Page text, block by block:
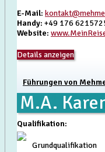
E-Mail:
Handy: +49 176
Website:
Details anzeigen
Führungen von
M.A.
Qualifikation:
Grundqualifikation